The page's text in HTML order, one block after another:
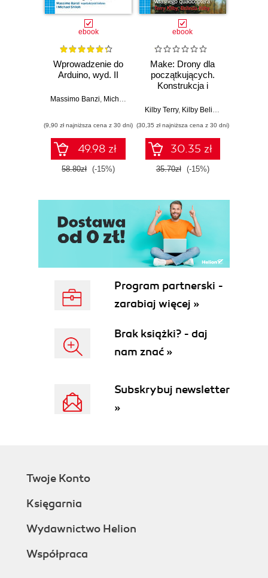
ebook
Wprowadzenie do
Arduino, wyd. II
Massimo Banzi Michael Shiloh
(9,90 zł najniższa cena z 30 dni)
49.98 zł
58.80zł (-15%)
ebook
Make: Drony dla
początkujących.
Konstrukcja i
własnego
Kilby Terry, Kilby Belinda
(30,35 zł najniższa cena z 30 dni)
30.35 zł
35.70zł (-15%)
Program partnerski -
zarabiaj więcej »
Brak książki? - daj
nam znać »
Subskrybuj newsletter
»
Twoje Konto
Księgarnia
Wydawnictwo Helion
Współpraca